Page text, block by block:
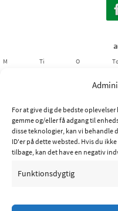
For at give dig de bedste
gemme og/eller få adgang til
disse teknologier, kan vi behandle
ID'er på dette websted. Hvis du
tilbage, kan det have en negativ
Funktionsdygtig
M Ti O
10
11 12
17
18 19
24
25 26